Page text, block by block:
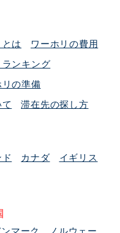
は
ワーホリの費用
ランキング
リの準備
滞在先の探し方
カナダ
イギリス